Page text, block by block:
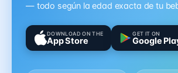
— todo según la edad exacta de tu
DOWNLOAD ON THE
App Store
GET IT ON
Google